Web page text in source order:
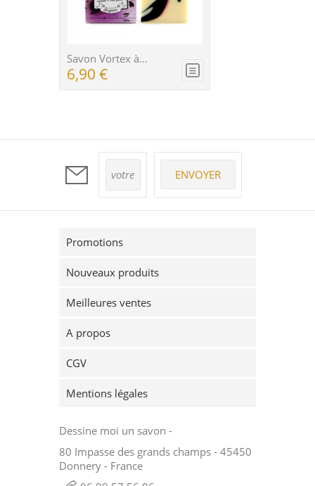
Savon Vortex à...
6,90 €
Promotions
Nouveaux produits
Meilleures ventes
A propos
CGV
Mentions légales
Dessine moi un savon -
80 Impasse des grands champs - 45450
Donnery - France